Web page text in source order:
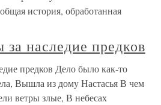
история, обработанная
за наследие предков
предков Дело было как-то
Вышла из дому Настасья В чем
ветры злые, В небесах